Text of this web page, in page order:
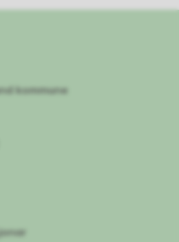
kommune